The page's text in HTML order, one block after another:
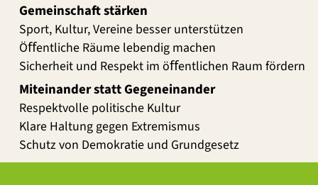
Gemeinschaft stärken
Sport, Kultur, Vereine besser unterstützen
Öﬀentliche Räume lebendig machen
Sicherheit und Respekt im öﬀentlichen Raum fördern
Miteinander statt Gegeneinander
Respektvolle politische Kultur
Klare Haltung gegen Extremismus
Schutz von Demokratie und Grundgesetz